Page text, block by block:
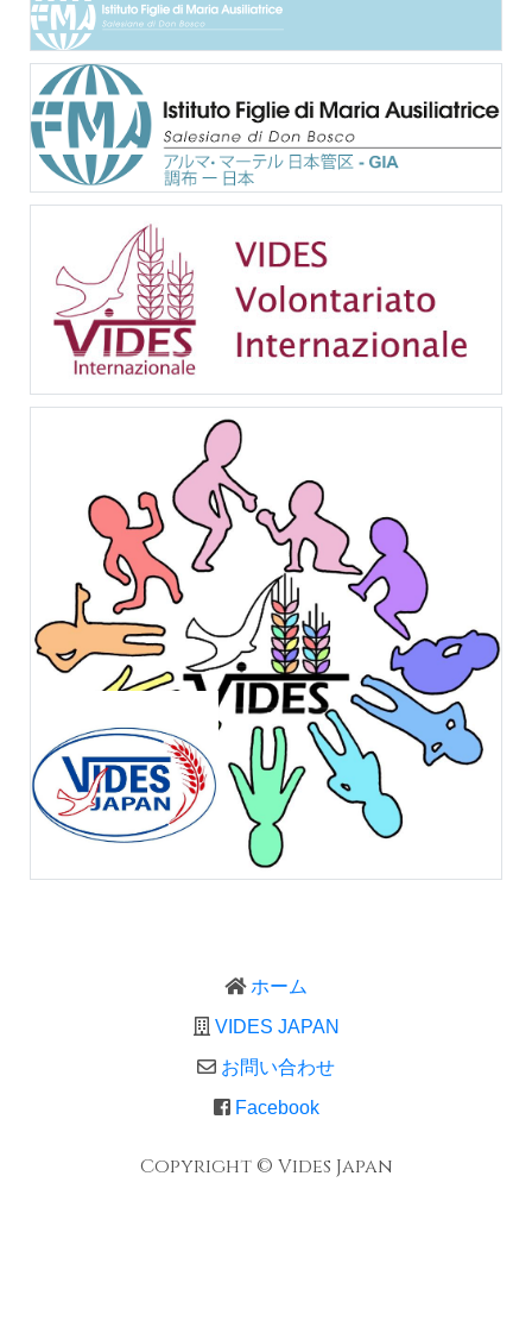
ホーム
VIDES JAPAN
お問い合わせ
Facebook
Copyright © Vides Japan